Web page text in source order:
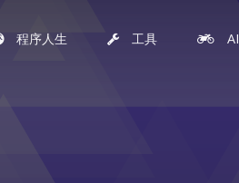
程序人生 工具 AI